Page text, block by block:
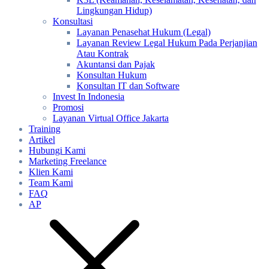
Lingkungan Hidup)
Konsultasi
Layanan Penasehat Hukum (Legal)
Layanan Review Legal Hukum Pada Perjanjian
Atau Kontrak
Akuntansi dan Pajak
Konsultan Hukum
Konsultan IT dan Software
Invest In Indonesia
Promosi
Layanan Virtual Office Jakarta
Training
Artikel
Hubungi Kami
Marketing Freelance
Klien Kami
Team Kami
FAQ
AP